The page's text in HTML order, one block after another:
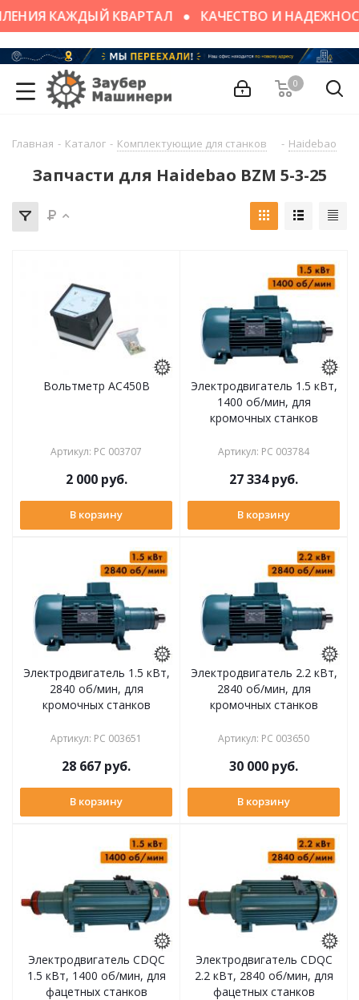
КАЖДЫЙ КВАРТАЛ КАЧЕСТВО И
0
Главная - Каталог - Комплектующие для станков - Haidebao
Запчасти для Haidebao BZM 5-3-25
Вольтметр АС450В
Артикул: РС 003707
2 000руб.
В корзину
Электродвигатель 1.5 кВт,
1400 об/мин, для
кромочных станков
Артикул: РС 003784
27 334руб.
В корзину
Электродвигатель 1.5 кВт,
2840 об/мин, для
кромочных станков
Артикул: РС 003651
28 667 руб.
В корзину
Электродвигатель 2.2 кВт,
2840 об/мин, для
кромочных станков
Артикул: РС 003650
30 000 руб.
В корзину
Электродвигатель CDQC
1.5 кВт, 1400 об/мин, для
фацетных станков
Электродвигатель CDQC
2.2 кВт, 2840 об/мин, для
фацетных станков